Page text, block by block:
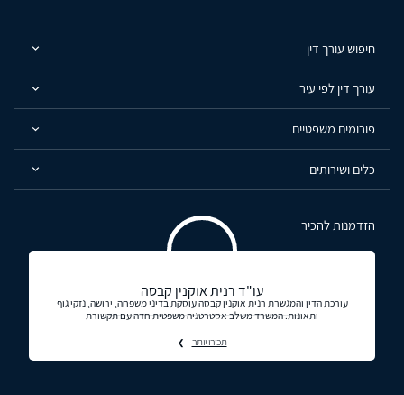
חיפוש עורך דין
עורך דין לפי עיר
פורומים משפטיים
כלים ושירותים
הזדמנות להכיר
עו"ד רנית אוקנין קבסה
עורכת הדין והמגשרת רנית אוקנין קבסה עוסקת בדיני משפחה, ירושה, נזקי גוף
ותאונות. המשרד משלב אסטרטגיה משפטית חדה עם תקשורת
תכירו יותר